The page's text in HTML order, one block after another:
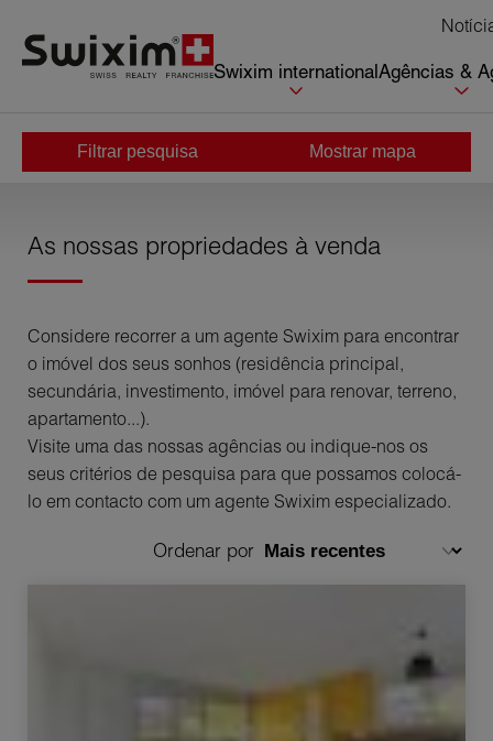
Swixim internationalAgências &
Filtrar pesquisa Mostrar mapa
Comprar
As nossas propriedades à venda
Considere recorrer a um agente Swixim para encontrar
o imóvel dos seus sonhos (residência principal,
secundária, investimento, imóvel para renovar, terreno,
apartamento...).
Visite uma das nossas agências ou indique-nos os
seus critérios de pesquisa para que possamos colocá-
lo em contacto com um agente Swixim especializado.
Ordenar por